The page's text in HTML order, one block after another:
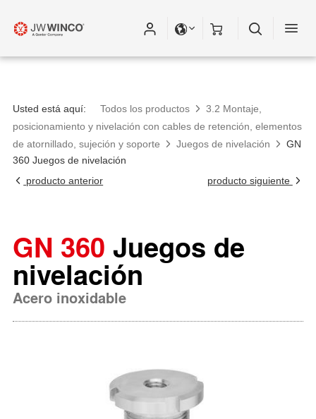
Usted está aquí: Todos los productos
3.2 Montaje,
posicionamiento y nivelación con cables de retención, elementos
de atornillado, sujeción y soporte
Juegos de nivelación
GN
360 Juegos de nivelación
producto anterior
producto siguiente
GN 360 Juegos de
nivelación
Acero inoxidable